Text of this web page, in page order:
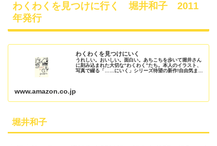
わくわくを見つけに行く 堀井和子 2011
年発行
わくわくを見つけにいく
うれしい。おいしい。面白い。あちこちを歩いて堀井さん
に刻み込まれた大切な“わくわく”たち。本人のイラスト、
写真で綴る「……にいく」シリーズ待望の新作!自由気まま
www.amazon.co.jp
堀井和子